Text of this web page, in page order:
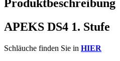
Produktbeschreibung
APEKS DS4 1. Stufe
Schläuche finden Sie in HIER